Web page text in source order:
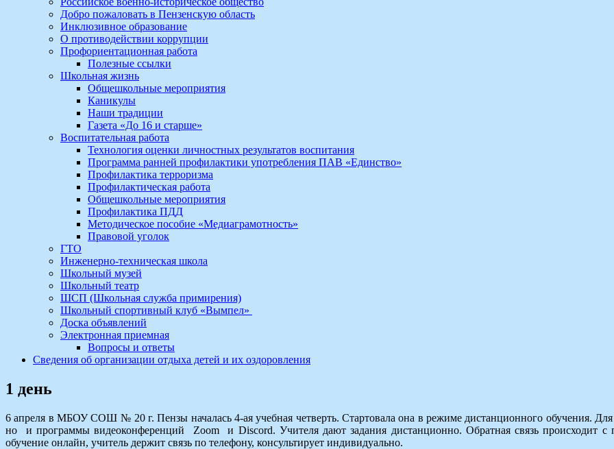
Добро пожаловать в Пензенскую область
Инклюзивное образование
О противодействии коррупции
Профориентационная работа
Полезные ссылки
Школьная жизнь
Общешкольные мероприятия
Каникулы
Наши традиции
Газета «До 16 и старше»
Воспитательная работа
Технология оценки личностных результатов воспитания
Программа ранней профилактики употребления ПАВ «Единство»
Профилактика терроризма
Профилактическая работа
Общешкольные мероприятия
Профилактика ПДД
Методическое пособие «Медиаграмотность»
Правовой уголок
ГТО
Инженерно-техническая школа
Школьный музей
Школьный театр
ШСП (Школьная служба примирения)
Школьный спортивный клуб «Вымпел»
Доска объявлений
Электронная приемная
Вопросы и ответы
Сведения об организации отдыха детей и их оздоровления
1 день
6 апреля в МБОУ СОШ № 20 г. Пензы началась 4-ая учебная четверть. Стартовала она в режиме дистанционного обучения.
но и программы видеоконференций Zoom и Discord. Учителя дают задания дистанционно. Обратная связь происходит
обучение онлайн, учитель держит связь по телефону, консультирует индивидуально.